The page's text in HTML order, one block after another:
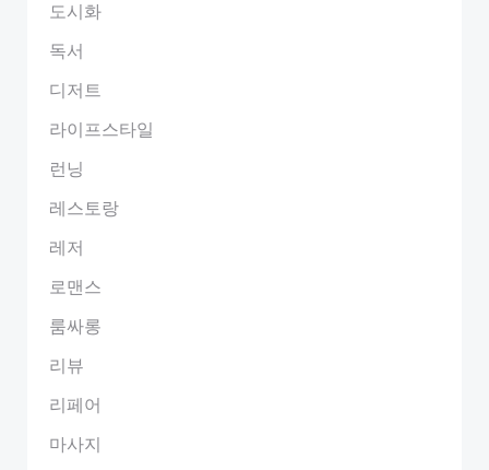
도시화
독서
디저트
라이프스타일
런닝
레스토랑
레저
로맨스
룸싸롱
리뷰
리페어
마사지